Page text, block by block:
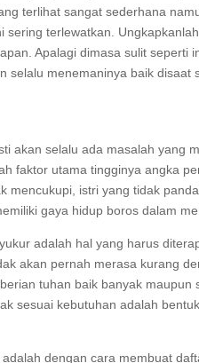
terlihat sangat sederhana
sering terlewatkan.
Apalagi dimasa sulit seperti
selalu menemaninya baik disaat
akan selalu ada masalah yang
faktor utama tingginya angka
mencukupi, istri yang tidak
gaya hidup boros dalam
adalah hal yang harus
akan pernah merasa kurang
tuhan baik banyak
sesuai kebutuhan adalah
dengan cara membuat